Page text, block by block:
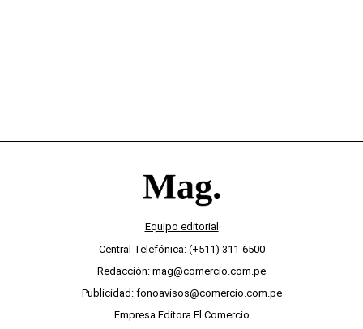
Equipo editorial
Central Telefónica: (+511) 311-6500
Redacción: mag@comercio.com.pe
Publicidad: fonoavisos@comercio.com.pe
Empresa Editora El Comercio